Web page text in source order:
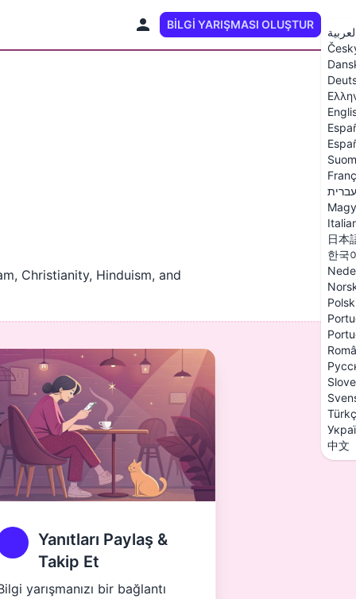
BILGI YARIŞMASI OLUŞTUR
עברית
日本
한국
中文
Christianity, Hinduism, and
Yanıtları Paylaş &
Takip Et
yarışmanızı bir bağlantı